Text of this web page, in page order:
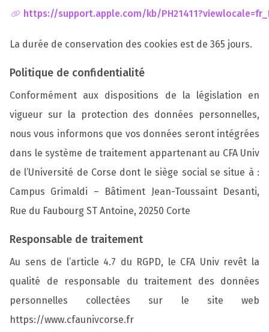
https://support.apple.com/kb/
La durée de conservation des cookies est de 365 jours.
Politique de confidentialité
Conformément aux dispositions de la législation en
vigueur sur la protection des données personnelles,
nous vous informons que vos données seront intégrées
dans le système de traitement appartenant au CFA Univ
de l’Université de Corse dont le siège social se situe à :
Campus Grimaldi – Bâtiment Jean-Toussaint Desanti,
Rue du Faubourg ST Antoine, 20250 Corte
Responsable de traitement
Au sens de l’article 4.7 du RGPD, le CFA Univ revêt la
qualité de responsable du traitement des données
personnelles collectées sur le site web
https://www.cfaunivcorse.fr